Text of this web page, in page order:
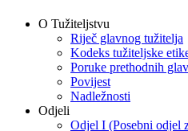
O Tužiteljstvu
Riječ glavnog tužitelja
Kodeks tužiteljske
Poruke prethodnih
Povijest
Nadležnosti
Odjeli
Odjel I (Posebni odjel